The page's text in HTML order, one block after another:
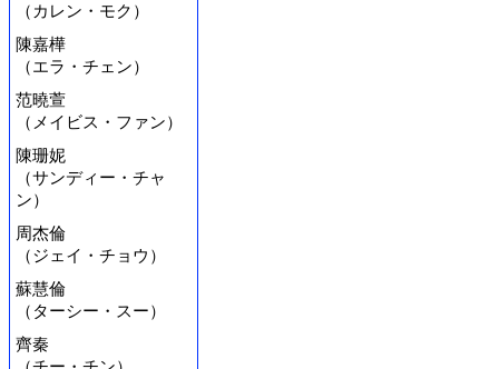
（カレン・モク）
陳嘉樺
（エラ・チェン）
范曉萱
（メイビス・ファン）
陳珊妮
（サンディー・チャ
ン）
周杰倫
（ジェイ・チョウ）
蘇慧倫
（ターシー・スー）
齊秦